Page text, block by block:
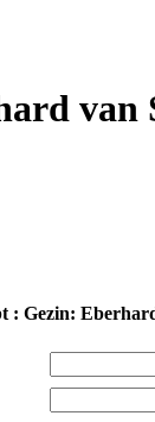
van
: Gezin: